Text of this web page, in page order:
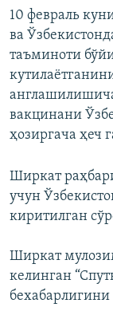
10 февраль
ва
таъминоти
вакцинани
ҳозиргача ҳеч
Ширкат
учун
киритилган
Ширкат
келинган
бехабарлигини